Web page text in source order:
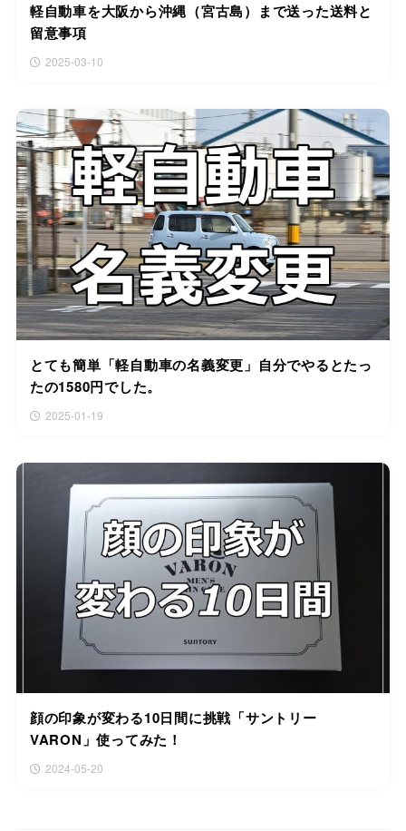
軽自動車を大阪から沖縄（宮古島）まで送った送料と
留意事項
2025-03-10
とても簡単「軽自動車の名義変更」自分でやるとたっ
たの1580円でした。
2025-01-19
顔の印象が変わる10日間に挑戦「サントリー
VARON」使ってみた！
2024-05-20